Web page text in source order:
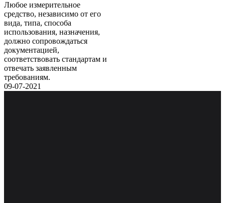
Любое измерительное
средство, независимо от его
вида, типа, способа
использования, назначения,
должно сопровождаться
документацией,
соответствовать стандартам и
отвечать заявленным
требованиям.
09-07-2021